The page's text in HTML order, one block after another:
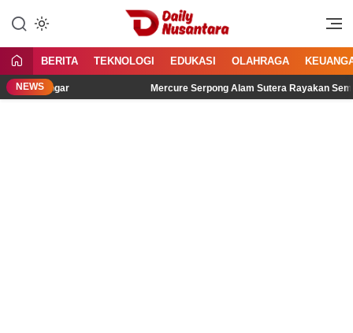
konten
Daily Nusantara
Menyajikan Fakta, Menginspirasi
BERITA TEKNOLOGI EDUKASI OLAHRAGA
NEWS Mercure Serpong Alam Sutera Rayakan